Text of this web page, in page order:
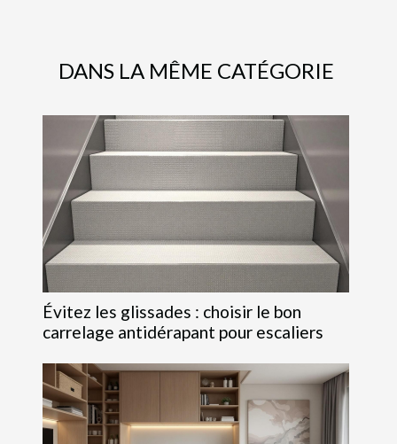
DANS LA MÊME CATÉGORIE
Évitez les glissades : choisir le bon
carrelage antidérapant pour escaliers